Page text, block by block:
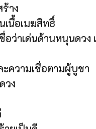
าง
เนื้อเมฆสิทธิ์
อว่าเด่นด้านหนุนดวง
ความเชื่อตามผู้บูชา
วง